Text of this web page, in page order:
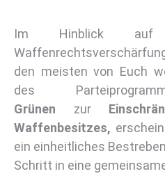
Im Hinblick auf
den meisten von Euch
des
Grünen zur
Waffenbesitzes,
ein einheitliches
Schritt in eine